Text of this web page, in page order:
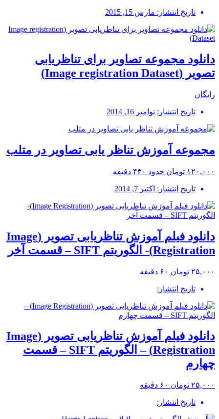
تاریخ انتشار: مارس 15, 2015
دانلود مجموعه تصاویر برای تناظریابی
تصویر (Image registration Dataset)
رایگان
تاریخ انتشار: نوامبر 16, 2014
مجموعه آموزش تناظر یابی تصاویر در متلب
۱۲۰,۰۰۰ تومان حدود ۴۳۰ دقیقه
تاریخ انتشار: اکتبر 7, 2014
دانلود فیلم آموزش تناظریابی تصویر (Image
Registration)- الگوریتم SIFT – قسمت آخر
۲۵,۰۰۰ تومان ۶۰ دقیقه
تاریخ انتشار:
دانلود فیلم آموزش تناظریابی تصویر (Image
Registration) – الگوریتم SIFT – قسمت
چهارم
۲۵,۰۰۰ تومان ۶۰ دقیقه
تاریخ انتشار: